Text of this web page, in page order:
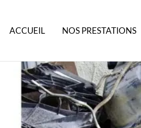
ACCUEIL NOS PRESTATIONS